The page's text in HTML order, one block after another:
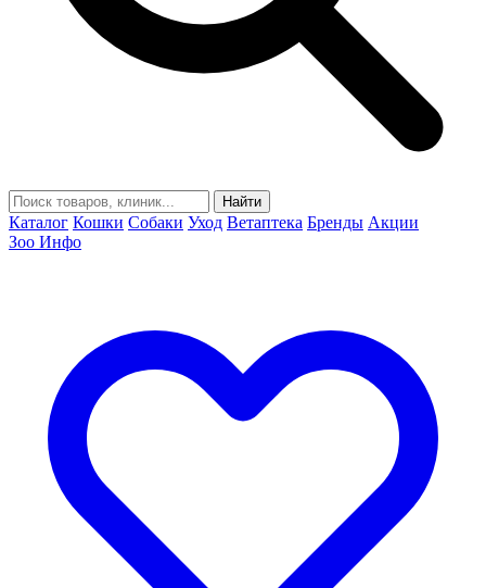
Найти
Каталог Кошки Собаки Уход Ветаптека Бренды Акции
Зоо Инфо